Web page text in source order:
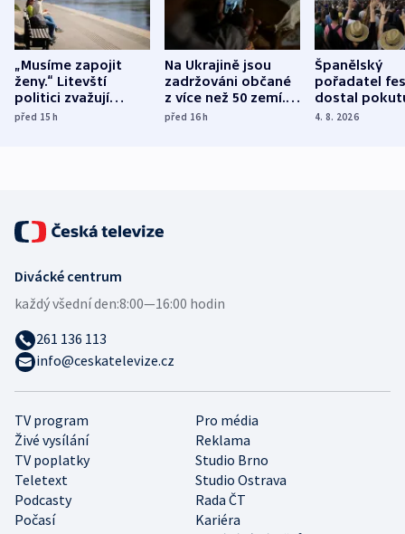
„Musíme zapojit
ženy.“ Litevští
politici zvažují
dohodu o
před 15h
Na Ukrajině jsou
zadržováni občané
z více než 50 zemí.
Bojovali na straně
před 16h
Španělský
pořadatel
dostal
nekalé
4. 8. 2026
TV program
Pro média
Živé vysílání
Reklama
TV poplatky
Studio Brno
Teletext
Studio Ostrava
Podcasty
Rada ČT
Počasí
Kariéra
Divácké centrum
každý všední den:8:00—16:00 hodin
261 136 113
info@ceskatelevize.cz